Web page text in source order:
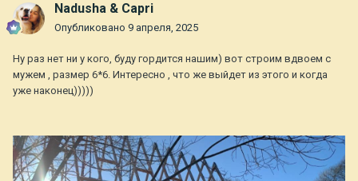
Nadusha & Capri
Опубликовано 9 апреля, 2025
Ну раз нет ни у кого, буду гордится нашим) вот строим вдвоем с
мужем , размер 6*6. Интересно , что же выйдет из этого и когда
уже наконец)))))